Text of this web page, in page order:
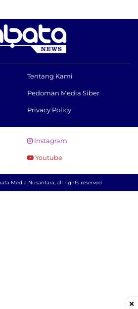
Tentang Kami
Pedoman Media Siber
Privacy Policy
Instagram
Youtube
Media Nusantara, all rights reserved
×